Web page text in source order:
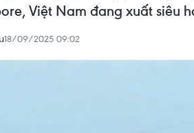
Việt Nam đang xuất siêu
18/09/2025 09:02